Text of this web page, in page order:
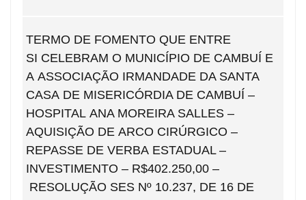
TERMO DE FOMENTO QUE ENTRE
SI CELEBRAM O MUNICÍPIO DE CAMBUÍ E
A ASSOCIAÇÃO IRMANDADE DA SANTA
CASA DE MISERICÓRDIA DE CAMBUÍ –
HOSPITAL ANA MOREIRA SALLES –
AQUISIÇÃO DE ARCO CIRÚRGICO –
REPASSE DE VERBA ESTADUAL –
INVESTIMENTO – R$402.250,00 –
RESOLUÇÃO SES Nº 10.237, DE 16 DE